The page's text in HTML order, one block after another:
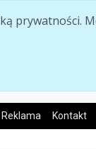
prywatności.
Reklama Kontakt